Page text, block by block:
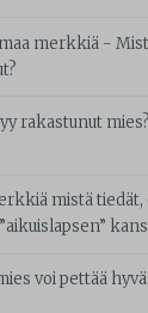
merkkiä -
rakastunut
mistä tiedät,
voi pettää